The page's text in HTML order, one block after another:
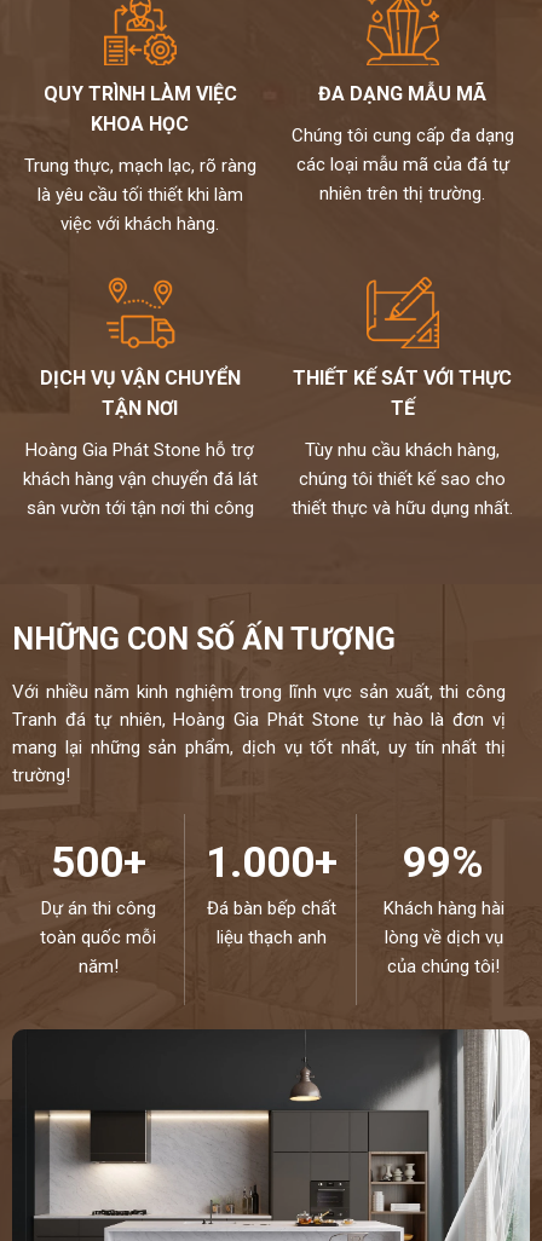
QUY TRÌNH LÀM VIỆC
KHOA HỌC
Trung thực, mạch lạc, rõ ràng
là yêu cầu tối thiết khi làm
việc với khách hàng.
ĐA DẠNG MẪU MÃ
Chúng tôi cung cấp đa dạng
các loại mẫu mã của đá tự
nhiên trên thị trường.
DỊCH VỤ VẬN CHUYỂN
TẬN NƠI
Hoàng Gia Phát Stone hỗ trợ
khách hàng vận chuyển đá lát
sân vườn tới tận nơi thi công
THIẾT KẾ SÁT VỚI THỰC
TẾ
Tùy nhu cầu khách hàng,
chúng tôi thiết kế sao cho
thiết thực và hữu dụng nhất.
NHỮNG CON SỐ ẤN TƯỢNG
Với nhiều năm kinh nghiệm trong lĩnh vực sản xuất, thi công
Tranh đá tự nhiên, Hoàng Gia Phát Stone tự hào là đơn vị
mang lại những sản phẩm, dịch vụ tốt nhất, uy tín nhất thị
trường!
500+
Dự án thi công
toàn quốc mỗi
năm!
1.000+
Đá bàn bếp chất
liệu thạch anh
99%
Khách hàng hài
lòng về dịch vụ
của chúng tôi!